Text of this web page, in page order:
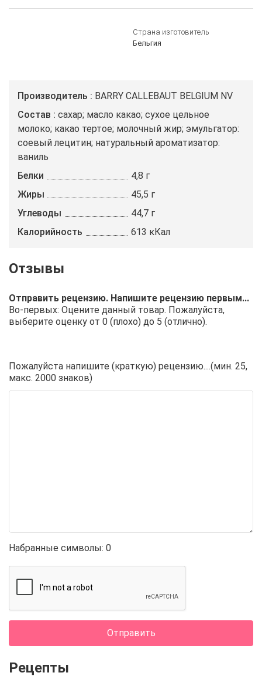
Страна изготовитель
Бельгия
Производитель
BARRY CALLEBAUT BELGIUM NV
Состав
сахар; масло какао; сухое цельное
молоко; какао тертое; молочный жир; эмульгатор:
соевый лецитин; натуральный ароматизатор:
ваниль
Белки
4,8 г
Жиры
45,5 г
Углеводы
44,7 г
Калорийность
613 кКал
Отправить рецензию. Напишите рецензию первым...
Во-первых: Оцените данный товар. Пожалуйста,
выберите оценку от 0 (плохо) до 5 (отлично).
Пожалуйста напишите (краткую) рецензию....(мин. 25,
макс. 2000 знаков)
Набранные символы: 0
Отправить